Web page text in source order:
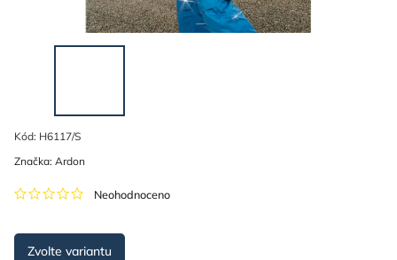
Kód: H6117/S
Neohodnoceno
Značka: Ardon
Zvolte variantu